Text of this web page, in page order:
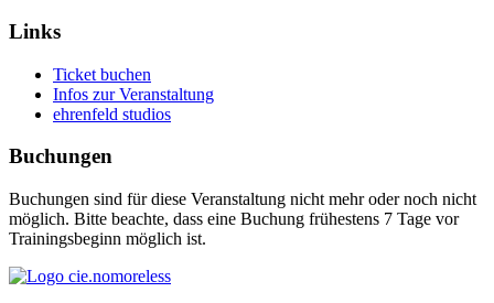
Links
Ticket buchen
Infos zur Veranstaltung
ehrenfeld studios
Buchungen
Buchungen sind für diese Veranstaltung nicht mehr oder noch nicht
möglich. Bitte beachte, dass eine Buchung frühestens 7 Tage vor
Trainingsbeginn möglich ist.